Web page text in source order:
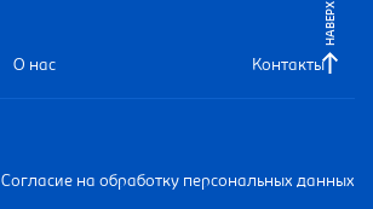
НАВЕРХ
О нас Контакты
Согласие на обработку персональных данных